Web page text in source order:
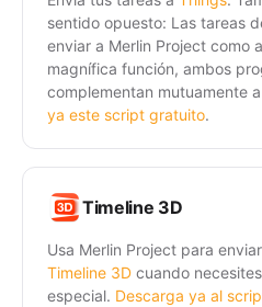
sentido opuesto: Las tareas
enviar a Merlin Project como
magnífica función, ambos
complementan mutuamente
ya este script gratuito.
Timeline 3D
Usa Merlin Project para
Timeline 3D cuando
especial. Descarga ya al